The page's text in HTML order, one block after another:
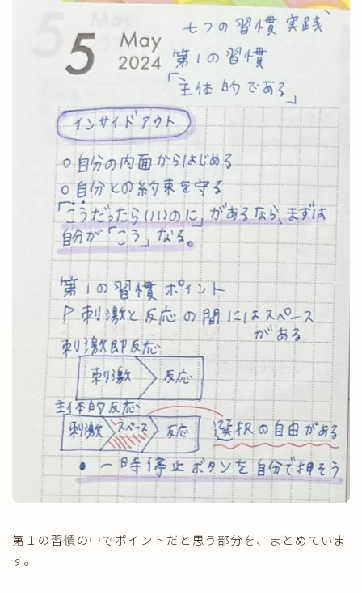
第１の習慣の中でポイントだと思う部分を、まとめていま
す。